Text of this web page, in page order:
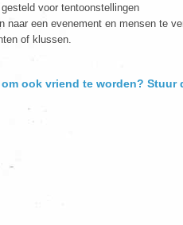
voor tentoonstellingen
een evenement en mensen te
of klussen.
ook vriend te worden? Stuur